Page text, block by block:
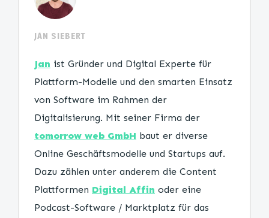
JAN SIEBERT
Jan ist Gründer und Digital Experte für
Plattform-Modelle und den smarten Einsatz
von Software im Rahmen der
Digitalisierung. Mit seiner Firma der
tomorrow web GmbH baut er diverse
Online Geschäftsmodelle und Startups auf.
Dazu zählen unter anderem die Content
Plattformen Digital Affin oder eine
Podcast-Software / Marktplatz für das